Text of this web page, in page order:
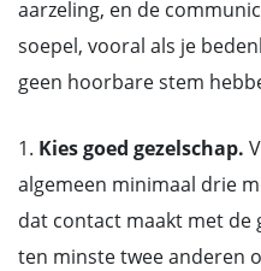
aarzeling, en de
soepel, vooral als je
geen hoorbare stem
1. Kies goed gezelschap.
algemeen minimaal drie
dat contact maakt met de
ten minste twee anderen